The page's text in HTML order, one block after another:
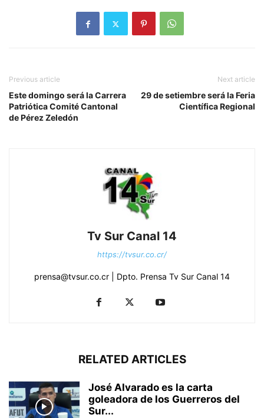
Previous article
Este domingo será la Carrera
Patriótica Comité Cantonal
de Pérez Zeledón
Next article
29 de setiembre será la Feria
Científica Regional
Tv Sur Canal 14
https://tvsur.co.cr/
prensa@tvsur.co.cr | Dpto. Prensa Tv Sur Canal 14
RELATED ARTICLES
José Alvarado es la carta
goleadora de los Guerreros del
Sur...